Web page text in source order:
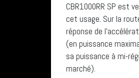
CBR1000RR SP est
cet usage. Sur la
réponse de
(en puissance
sa puissance à mi-
marché).